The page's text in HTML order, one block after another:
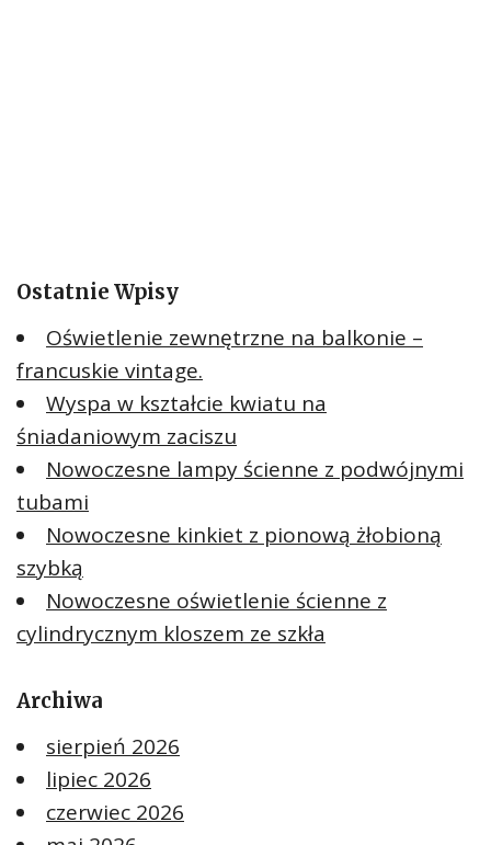
Ostatnie Wpisy
Oświetlenie zewnętrzne na balkonie –
francuskie vintage.
Wyspa w kształcie kwiatu na
śniadaniowym zaciszu
Nowoczesne lampy ścienne z podwójnymi
tubami
Nowoczesne kinkiet z pionową żłobioną
szybką
Nowoczesne oświetlenie ścienne z
cylindrycznym kloszem ze szkła
Archiwa
sierpień 2026
lipiec 2026
czerwiec 2026